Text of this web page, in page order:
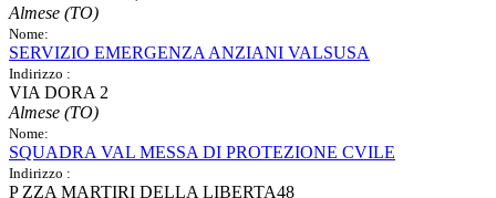
Almese (TO)
Nome:
SERVIZIO EMERGENZA ANZIANI VALSUSA
Indirizzo :
VIA DORA 2
Almese (TO)
Nome:
SQUADRA VAL MESSA DI PROTEZIONE CVILE
Indirizzo :
P ZZA MARTIRI DELLA LIBERTA48